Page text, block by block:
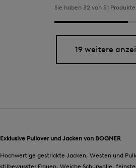
Sie haben 32 von 51
19 weitere
Exklusive Pullover und Jacken von BOGNER
Hochwertige gestrickte Jacken, Westen und
stilbewusster Frauen. Weiche Schurwolle,